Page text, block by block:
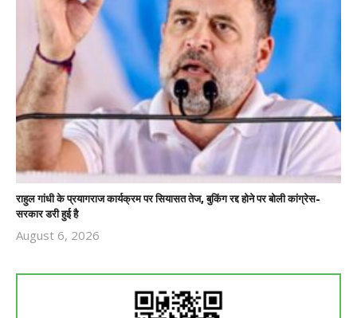
राहुल गांधी के प्रयागराज कार्यक्रम पर सियासत तेज, बुकिंग रद्द होने पर बोली कांग्रेस-
सरकार डरी हुई है
August 6, 2026